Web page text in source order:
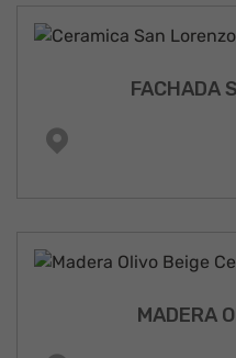
FACHADA
MADERA